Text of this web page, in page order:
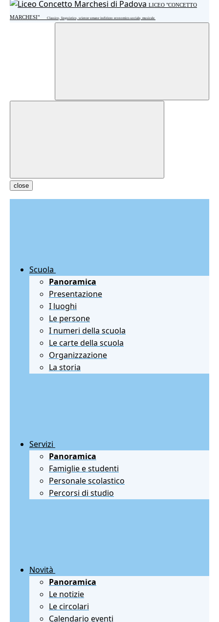
LICEO "CONCETTO
MARCHESI" Classico, linguistico, scienze umane indirizzo economico-sociale, musicale
close
Scuola
Panoramica
Presentazione
I luoghi
Le persone
I numeri della scuola
Le carte della scuola
Organizzazione
La storia
Servizi
Panoramica
Famiglie e studenti
Personale scolastico
Percorsi di studio
Novità
Panoramica
Le notizie
Le circolari
Calendario eventi